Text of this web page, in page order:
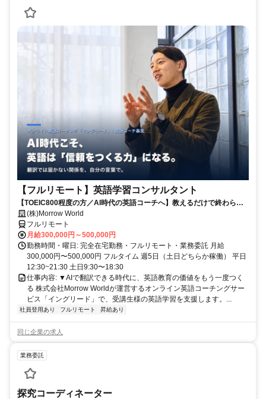
【フルリモート】英語学習コンサルタント
【TOEIC800程度の方／AI時代の英語コーチへ】教えるだけで終わらな
い。受講生の学習習慣と“自分の言葉で伝える力”を育てるお仕事です
(株)Morrow World
フルリモート
月給300,000円～500,000円
勤務時間・曜日: 完全在宅勤務・フルリモート・業務委託 月給
300,000円〜500,000円 フルタイム 週5日（土日どちらか稼働） 平日
12:30~21:30 土日9:30〜18:30
仕事内容: ▼AIで翻訳できる時代に、英語教育の価値をもう一度つく
る 株式会社Morrow Worldが運営するオンライン英語コーチングサー
ビス「イングリード」で、受講生様の英語学習を支援します。...
社員登用あり フルリモート 昇給あり
同じ企業の求人
業務委託
探究コーディネーター